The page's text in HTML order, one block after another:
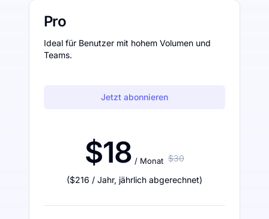
Pro
Ideal für Benutzer mit hohem Volumen und
Teams.
Jetzt abonnieren
$18 / Monat $30
($216 / Jahr, jährlich abgerechnet)